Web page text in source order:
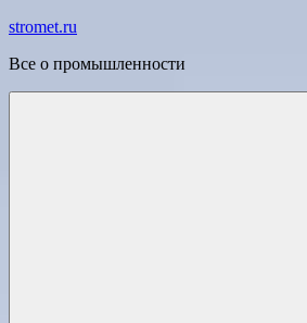
Перейти
содержимому
stromet.ru
Все о промышленности